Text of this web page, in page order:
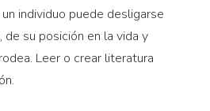
individuo puede desligarse
de su posición en la vida y
Leer o crear literatura